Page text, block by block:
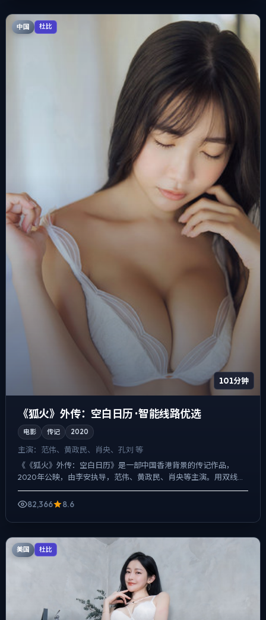
中国 杜比
101分钟
《狐火》外传：空白日历 · 智能线路优选
电影 传记 2020
主演： 范伟、黄政民、肖央、孔刘 等
《《狐火》外传：空白日历》是一部中国香港背景的传记作品，
2020年公映，由李安执导，范伟、黄政民、肖央等主演。用双线叙
事把过去与现在拧成一股绳，动作戏服务于叙事节点，每场打斗都...
82,366
8.6
美国 杜比